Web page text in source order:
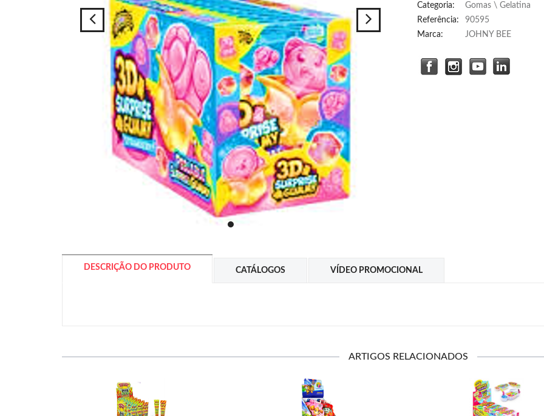
Categoria:
Gomas \ Gelatina
Referência:
90595
Marca:
JOHNY BEE
DESCRIÇÃO DO PRODUTO CATÁLOGOS VÍDEO PROMOCIONAL
ARTIGOS RELACIONADOS